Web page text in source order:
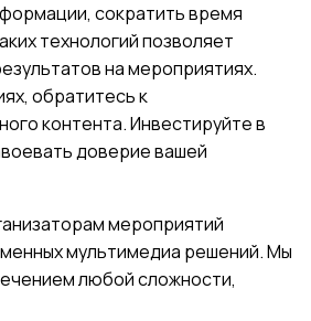
сократить время
технологий позволяет
на мероприятиях.
обратитесь к
контента. Инвестируйте в
доверие вашей
мероприятий
мультимедиа решений. Мы
любой сложности,